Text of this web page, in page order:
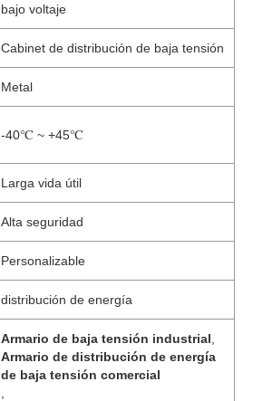
bajo voltaje
Cabinet de distribución de baja tensión
Metal
-40℃ ~ +45℃
Larga vida útil
Alta seguridad
Personalizable
distribución de energía
Armario de baja tensión industrial
Armario de distribución de energía
de baja tensión comercial